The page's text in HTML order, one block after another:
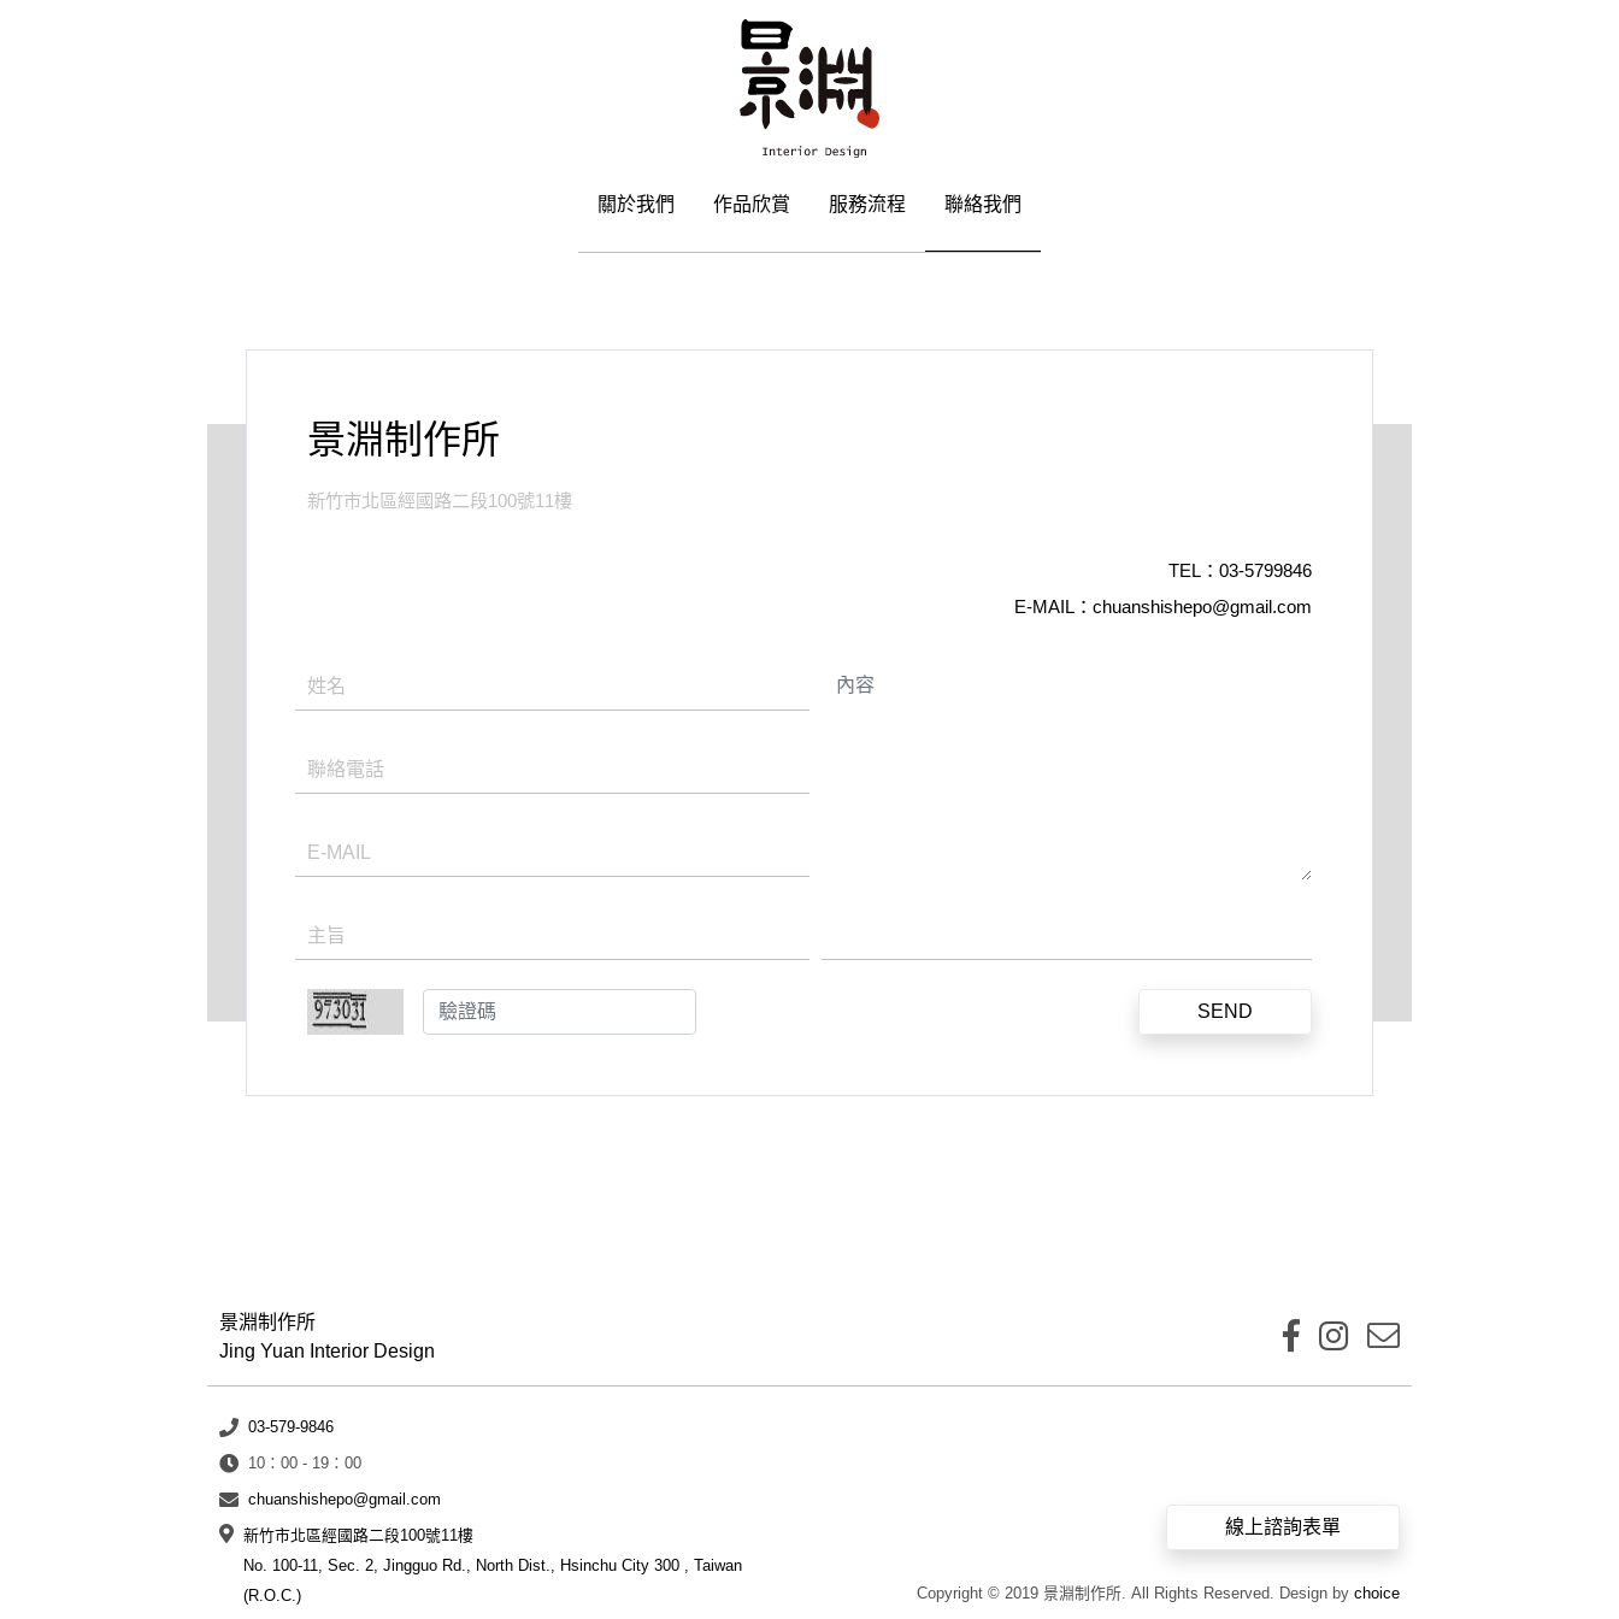
關於我們 作品欣賞 服務流程 聯絡我們
景淵制作所
新竹市北區經國路二段100號11樓
TEL： 03-5799846
E-MAIL： chuanshishepo@gmail.com
姓名
聯絡電話
E-MAIL
主旨
SEND
景淵制作所
Jing Yuan Interior Design
03-579-9846
10：00 - 19：00
chuanshishepo@gmail.com
新竹市北區經國路二段100號11樓
No. 100-11, Sec. 2, Jingguo Rd., North Dist., Hsinchu City 300 , Taiwan
(R.O.C.)
線上諮詢表單
Copyright © 2019 景淵制作所. All Rights Reserved. Design by choice